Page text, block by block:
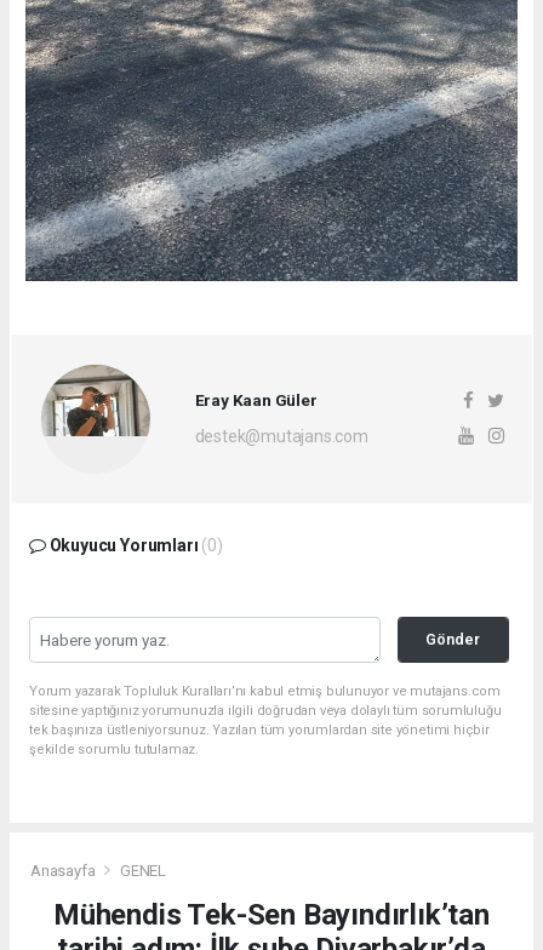
Eray Kaan Güler
destek@mutajans.com
Okuyucu Yorumları (0)
Gönder
Yorum yazarak Topluluk Kuralları’nı kabul etmiş bulunuyor ve mutajans.com
sitesine yaptığınız yorumunuzla ilgili doğrudan veya dolaylı tüm sorumluluğu
tek başınıza üstleniyorsunuz. Yazılan tüm yorumlardan site yönetimi hiçbir
şekilde sorumlu tutulamaz.
Anasayfa GENEL
Mühendis Tek-Sen Bayındırlık’tan